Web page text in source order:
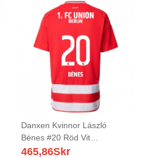
Danxen Kvinnor László
Bénes #20 Röd Vit
Hemmatröja Matchtröjor
465,86Skr